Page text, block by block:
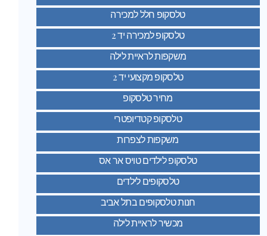
טלסקופ חלל למכירה
טלסקופ למכירה יד 2
משקפות לראיית לילה
טלסקופ מקצועי יד 2
מחיר טלסקופ
טלסקופ קטדיופטרי
משקפות לצפרות
טלסקופ לילדים טויס אר אס
טלסקופים לילדים
חנות טלסקופים בתל אביב
מכשיר לראיית לילה